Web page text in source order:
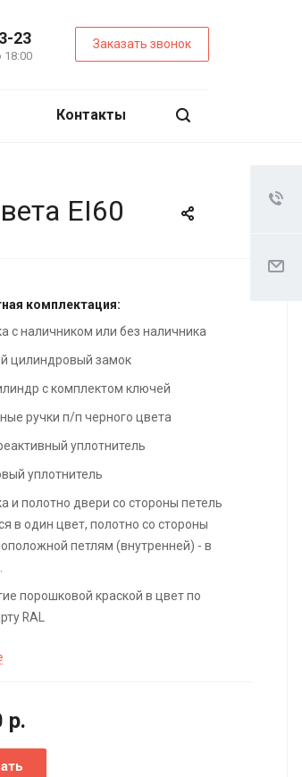
23
18:00
Заказать звонок
Контакты
EI60
комплектация:
с наличником или без наличника
цилиндровый замок
с комплектом ключей
ручки п/п черного цвета
уплотнитель
уплотнитель
и полотно двери со стороны петель
в один цвет, полотно со стороны
петлям (внутренней) - в
порошковой краской в цвет по
RAL
р.